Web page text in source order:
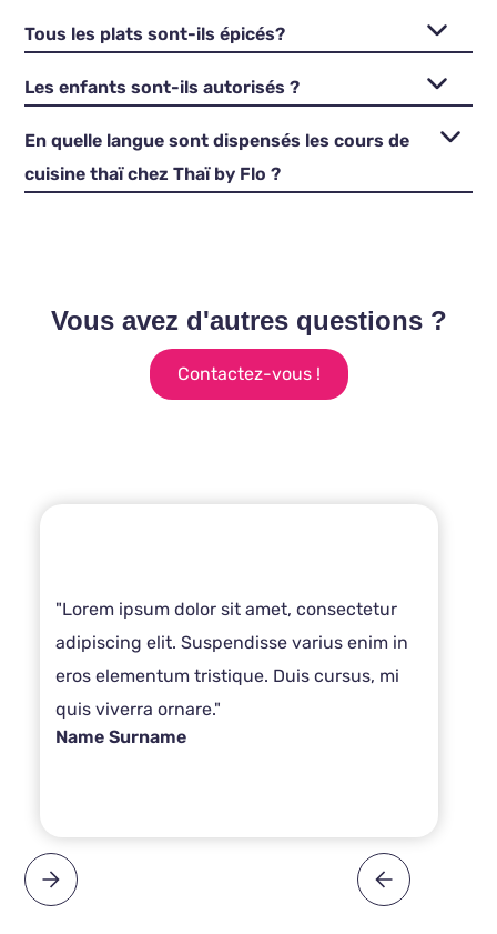
Tous les plats sont-ils épicés?
Les enfants sont-ils autorisés ?
En quelle langue sont dispensés les cours de
cuisine thaï chez Thaï by Flo ?
Vous avez d'autres questions ?
Contactez-vous !
"Lorem ipsum dolor sit amet, consectetur
adipiscing elit. Suspendisse varius enim in
eros elementum tristique. Duis cursus, mi
quis viverra ornare."
Name Surname